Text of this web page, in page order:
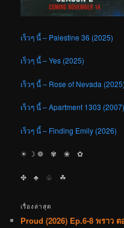
เร็วๆ นี้ – Palestine 36 (2025)
เร็วๆ นี้ – Yes (2025)
เร็วๆ นี้ – Rose of Nevada (2025)
เร็วๆ นี้ – Apartment 1303 (2007)
เร็วๆ นี้ – Finding Emily (2026)
☀︎ ☽ ❁ ✾ ❀ ✿
✤ ♣︎ ♧ ☘︎
เรื่องล่าสุด
Proud (2026) Ep.6-8 พราว